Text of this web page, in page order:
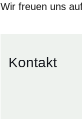
Wir freuen uns
Kontakt